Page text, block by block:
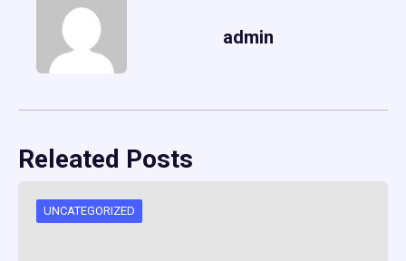
admin
Releated Posts
UNCATEGORIZED